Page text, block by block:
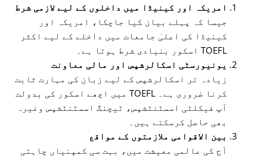
امریکہ اور کینیڈا میں داخلوں کے لیے لازمی شرط
جیسا کہ پہلے بیان کیا جاچکا، امریکہ اور
کینیڈا کی اعلیٰ جامعات میں داخلے کے لیے اکثر
TOEFL اسکور بنیادی شرط ہوتا ہے۔
یونیورسٹی اسکالرشپس اور مالی معاونت
زیادہ تر اسکالرشپس کے لیے زبان کی مہارت ثابت
کرنا ضروری ہے۔ TOEFL میں اچھے اسکور کی بدولت
آپ فیکلٹی اسسٹنٹشپس، ٹیچنگ اسسٹنٹشپس وغیرہ
بھی حاصل کرسکتے ہیں۔
بین الاقوامی ملازمتوں کے مواقع
آج کی عالمی معیشت میں، بہت سی کمپنیاں چاہتی